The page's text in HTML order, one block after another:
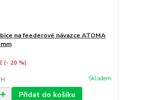
na feederové návazce ATOMA
(- 20 %)
Skladem
Přidat do košíku